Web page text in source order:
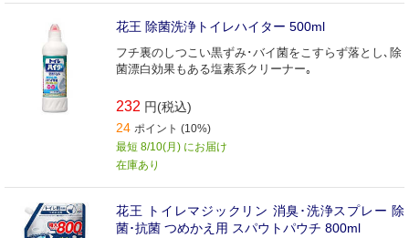
花王 除菌洗浄トイレハイター 500ml
フチ裏のしつこい黒ずみ･バイ菌をこすらず落とし､除
菌漂白効果もある塩素系クリーナー｡
232 円(税込)
24 ポイント (10%)
最短 8/10(月) にお届け
在庫あり
花王 トイレマジックリン 消臭･洗浄スプレー 除
菌･抗菌 つめかえ用 スパウトパウチ 800ml